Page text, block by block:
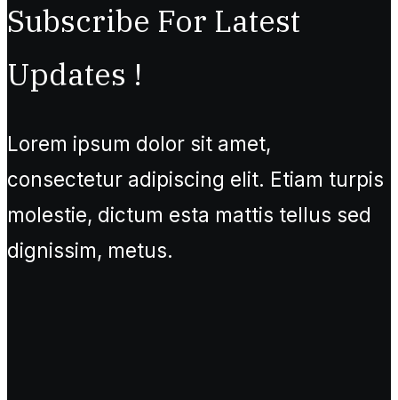
Subscribe For Latest
Updates !
Lorem ipsum dolor sit amet,
consectetur adipiscing elit. Etiam turpis
molestie, dictum esta mattis tellus sed
dignissim, metus.